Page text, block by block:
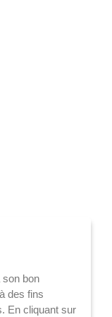
bon
des fins
En cliquant sur